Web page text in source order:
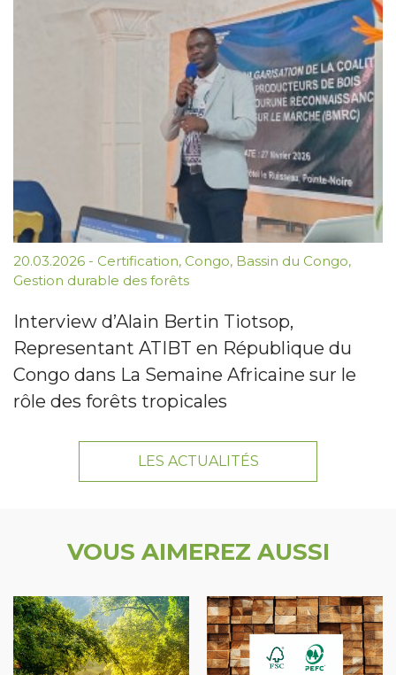
20.03.2026 - Certification, Congo, Bassin du Congo,
Gestion durable des forêts
Interview d’Alain Bertin Tiotsop,
Representant ATIBT en République du
Congo dans La Semaine Africaine sur le
rôle des forêts tropicales
LES ACTUALITÉS
VOUS AIMEREZ AUSSI